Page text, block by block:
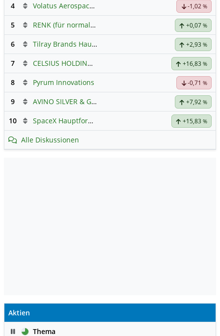
4 Volatus Aerospace (Offener Austausch) -1,02 %
5 RENK (für normale, sachliche Kommunikation!) +0,07 %
6 Tilray Brands Hauptforum +2,93 %
7 CELSIUS HOLDINGS INC. +16,83 %
8 Pyrum Innovations -0,71 %
9 AVINO SILVER & GOLD MINES +7,92 %
10 SpaceX Hauptforum +15,83 %
Alle Diskussionen
Aktien
PauseThema